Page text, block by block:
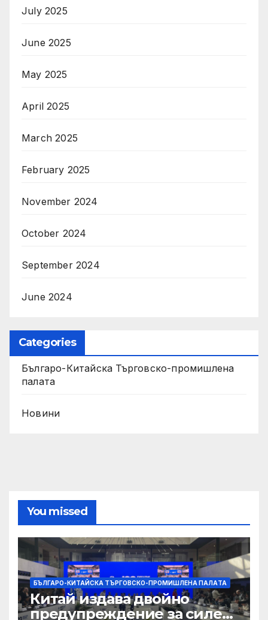
July 2025
June 2025
May 2025
April 2025
March 2025
February 2025
November 2024
October 2024
September 2024
June 2024
Categories
Българо-Китайска Търговско-промишлена
палaта
Новини
You missed
БЪЛГАРО-КИТАЙСКА ТЪРГОВСКО-ПРОМИШЛЕНА ПАЛAТА
Китай издава двойно
предупреждение за силен